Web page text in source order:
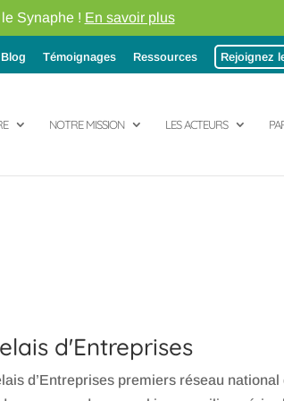
Synaphe ! En savoir plus
Blog Témoignages Ressources Rejoignez
NOTRE MISSION LES ACTEURS
d'Entreprises
d’Entreprises premiers réseau national